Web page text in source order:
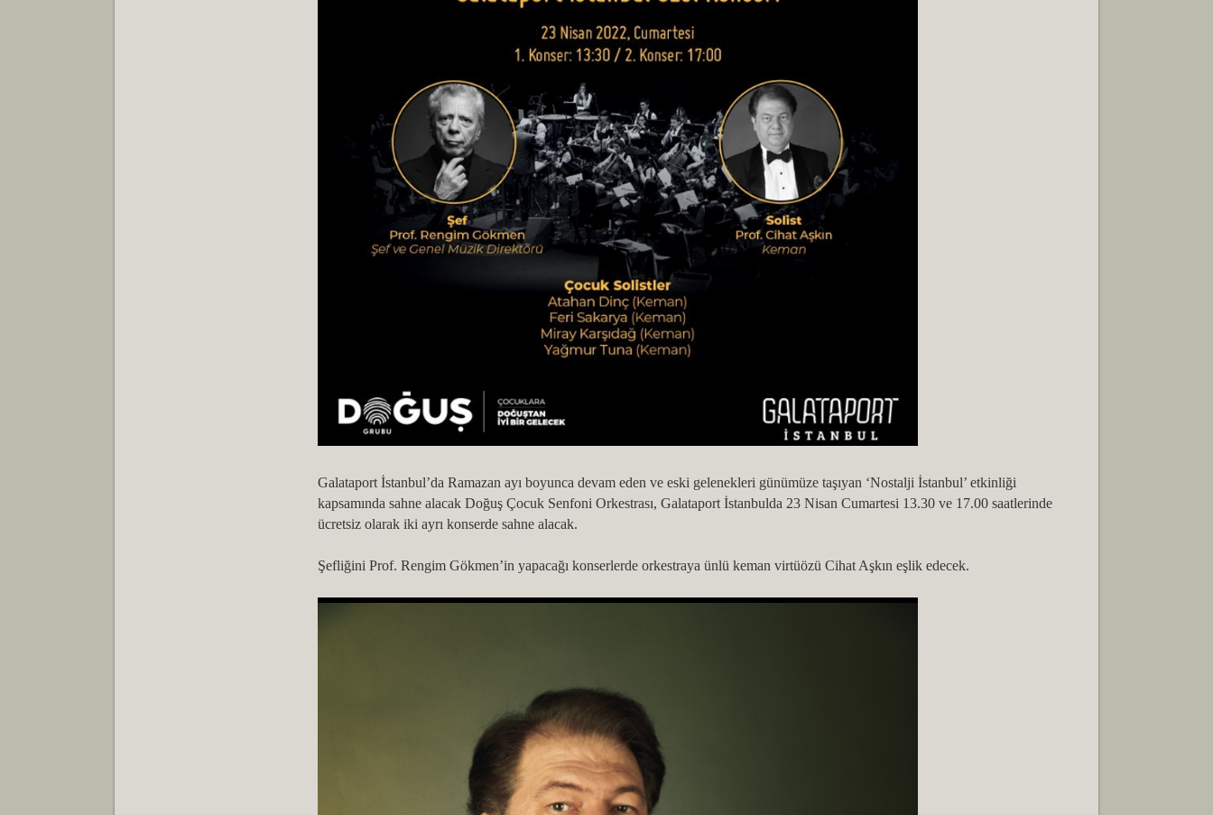
Galataport İstanbul’da Ramazan ayı boyunca devam eden ve eski gelenekleri günümüze taşıyan ‘Nostalji İstanbul’ etkinliği
kapsamında sahne alacak Doğuş Çocuk Senfoni Orkestrası, Galataport İstanbulda 23 Nisan Cumartesi 13.30 ve 17.00 saatlerinde
ücretsiz olarak iki ayrı konserde sahne alacak.
Şefliğini Prof. Rengim Gökmen’in yapacağı konserlerde orkestraya ünlü keman virtüözü Cihat Aşkın eşlik edecek.